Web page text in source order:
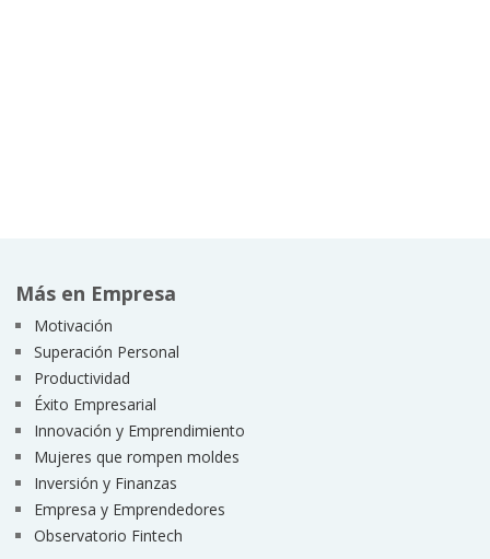
Más en Empresa
Motivación
Superación Personal
Productividad
Éxito Empresarial
Innovación y Emprendimiento
Mujeres que rompen moldes
Inversión y Finanzas
Empresa y Emprendedores
Observatorio Fintech